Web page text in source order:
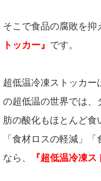
そこで食品の腐敗を抑
トッカー』 です。
超低温冷凍ストッカー
の超低温の世界では、
肪の酸化もほとんど食
「食材ロスの軽減」
なら、
『超低温冷凍ス